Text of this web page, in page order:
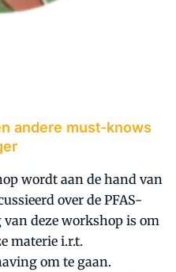
andere must-knows
wordt aan de hand van
over de PFAS-
deze workshop is om
materie i.r.t.
om te gaan.